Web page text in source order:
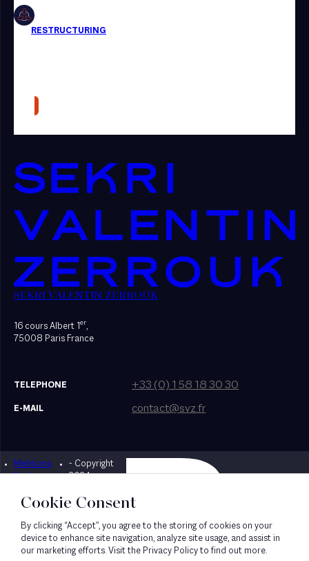
Presse
SEKRI VALENTIN ZERROUK
16 cours Albert 1er,
75008 Paris France
TELEPHONE +33 (0) 1 58 18 30 30
E-MAIL contact@svz.fr
Mentions
légales
- Copyright
2024
Designed by Bonhomme
Cookie Consent
By clicking “Accept”, you agree to the storing of cookies on your
device to enhance site navigation, analyze site usage, and assist in
our marketing efforts. Visit the Privacy Policy to find out more.